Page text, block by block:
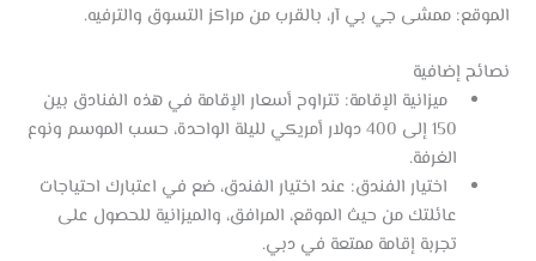
الموقع: ممشى جي بي آر، بالقرب من مراكز التسوق والترفيه.
نصائح إضافية
ميزانية الإقامة: تتراوح أسعار الإقامة في هذه الفنادق بين
150 إلى 400 دولار أمريكي لليلة الواحدة، حسب الموسم ونوع
الغرفة.
اختيار الفندق: عند اختيار الفندق، ضع في اعتبارك احتياجات
عائلتك من حيث الموقع، المرافق، والميزانية للحصول على
تجربة إقامة ممتعة في دبي.